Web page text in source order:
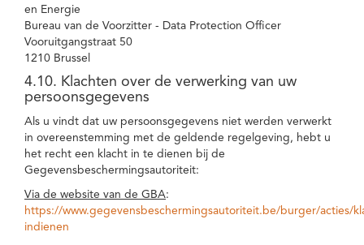
en Energie
Bureau van de Voorzitter - Data Protection Officer
Vooruitgangstraat 50
1210 Brussel
4.10. Klachten over de verwerking van uw
persoonsgegevens
Als u vindt dat uw persoonsgegevens niet werden verwerkt
in overeenstemming met de geldende regelgeving, hebt u
het recht een klacht in te dienen bij de
Gegevensbeschermingsautoriteit:
Via de website van de GBA:
https://www.gegevensbeschermingsautoriteit.be/burger/acties/
indienen